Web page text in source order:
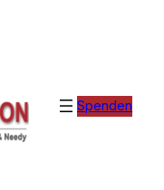
Spenden